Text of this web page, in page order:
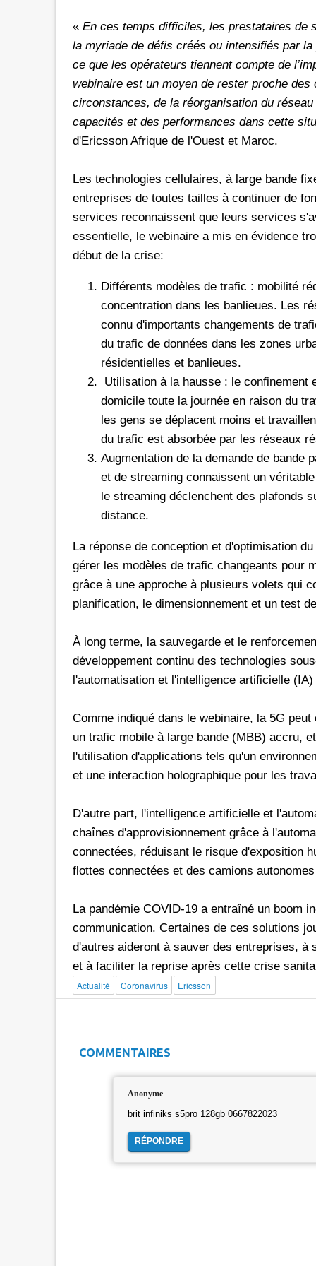
« En ces temps difficiles, les prestataires de
la myriade de défis créés ou intensifiés par
ce que les opérateurs tiennent compte de
webinaire est un moyen de rester proche
circonstances, de la réorganisation du
capacités et des performances dans cette
d'Ericsson Afrique de l'Ouest et Maroc.
Les technologies cellulaires, à large bande
entreprises de toutes tailles à continuer de
services reconnaissent que leurs services
essentielle, le webinaire a mis en évidence
début de la crise:
Différents modèles de trafic : mobilité
concentration dans les banlieues. Les
connu d'importants changements de
du trafic de données dans les zones
résidentielles et banlieues.
Utilisation à la hausse : le confinement
domicile toute la journée en raison du
les gens se déplacent moins et
du trafic est absorbée par les réseaux
Augmentation de la demande de bande
et de streaming connaissent un
le streaming déclenchent des plafonds
distance.
La réponse de conception et d'optimisation
gérer les modèles de trafic changeants pour
grâce à une approche à plusieurs volets qui
planification, le dimensionnement et un test
À long terme, la sauvegarde et le
développement continu des technologies
l'automatisation et l'intelligence artificielle
Comme indiqué dans le webinaire, la 5G
un trafic mobile à large bande (MBB) accru,
l'utilisation d'applications tels qu'un
et une interaction holographique pour les
D'autre part, l'intelligence artificielle et
chaînes d'approvisionnement grâce à
connectées, réduisant le risque d'exposition
flottes connectées et des camions
La pandémie COVID-19 a entraîné un boom
communication. Certaines de ces solutions
d'autres aideront à sauver des entreprises,
et à faciliter la reprise après cette crise
Actualité Coronavirus Ericsson
COMMENTAIRES
Anonyme
brit infiniks s5pro 128gb 0667822023
RÉPONDRE